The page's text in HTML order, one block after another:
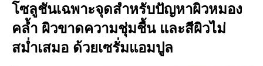
โซลูชันเฉพาะจุดสำหรับปัญหาผิวหมอง
คล้ำ ผิวขาดความชุ่มชื้น และสีผิวไม่
สม่ำเสมอ ด้วยเซรั่มแอมปูล